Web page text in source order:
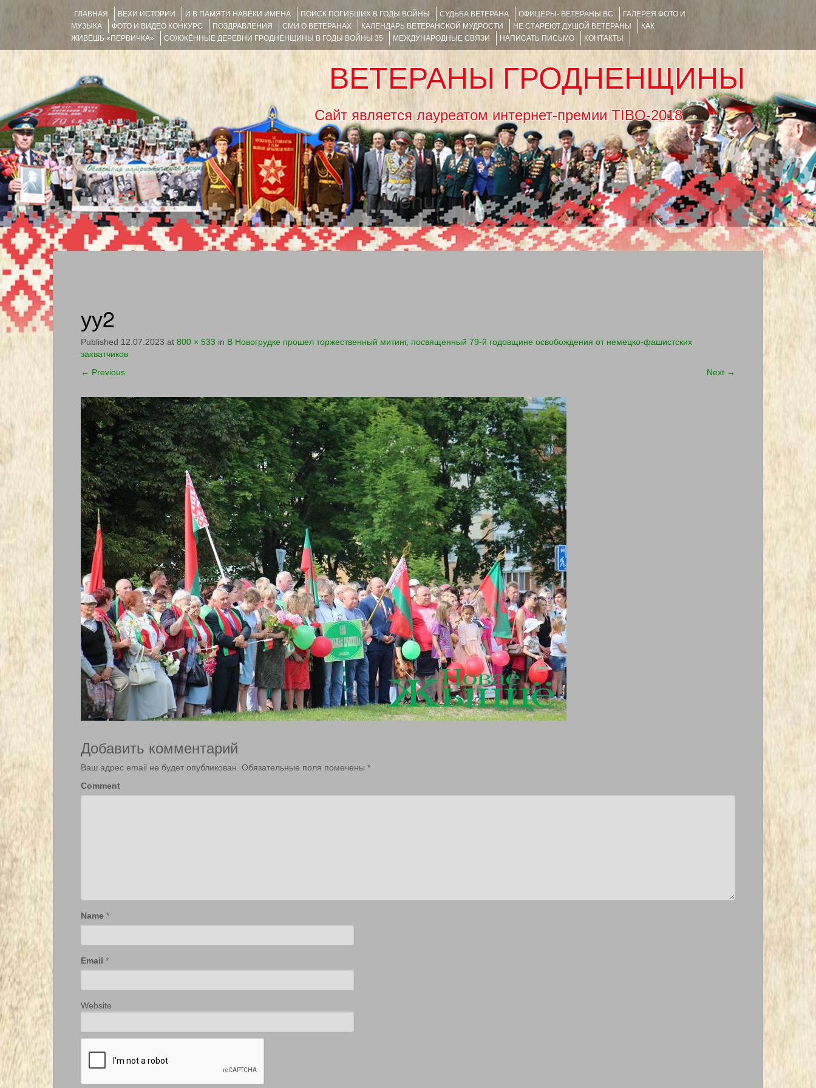
ГЛАВНАЯ ВЕХИ ИСТОРИИ И В ПАМЯТИ НАВЕКИ ИМЕНА ПОИСК ПОГИБШИХ В ГОДЫ ВОЙНЫ СУДЬБА ВЕТЕРАНА ОФИЦЕРЫ- ВЕТЕРАНЫ ВС
ГАЛЕРЕЯ ФОТО И
МУЗЫКА
ФОТО И ВИДЕО КОНКУРС ПОЗДРАВЛЕНИЯ СМИ О ВЕТЕРАНАХ КАЛЕНДАРЬ ВЕТЕРАНСКОЙ МУДРОСТИ НЕ СТАРЕЮТ ДУШОЙ ВЕТЕРАНЫ
КАК
ЖИВЁШЬ «ПЕРВИЧКА»
СОЖЖЁННЫЕ ДЕРЕВНИ ГРОДНЕНЩИНЫ В ГОДЫ ВОЙНЫ 35 МЕЖДУНАРОДНЫЕ СВЯЗИ НАПИСАТЬ ПИСЬМО КОНТАКТЫ
ВЕТЕРАНЫ ГРОДНЕНЩИНЫ
Сайт является лауреатом интернет-премии TIBO-2018
Menu
SKIP TO CONTENT
уу2
Published 12.07.2023 at 800 × 533 in В Новогрудке прошел торжественный митинг, посвященный 79-й годовщине освобождения от немецко-фашистских
захватчиков
← Previous Next →
Добавить комментарий
Ваш адрес email не будет опубликован. Обязательные поля помечены *
Comment
Name *
Email *
Website